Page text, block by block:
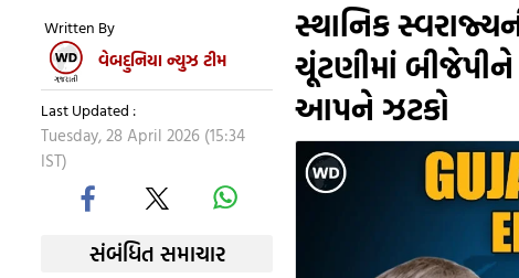
Written By
વેબદુનિયા ન્યુઝ ટીમ
Last Updated :
Tuesday, 28 April 2026 (15:34
IST)
સંબંધિત સમાચાર
સ્થાનિક
ચૂંટણીમાં બીજેપીને
આપને ઝટકો